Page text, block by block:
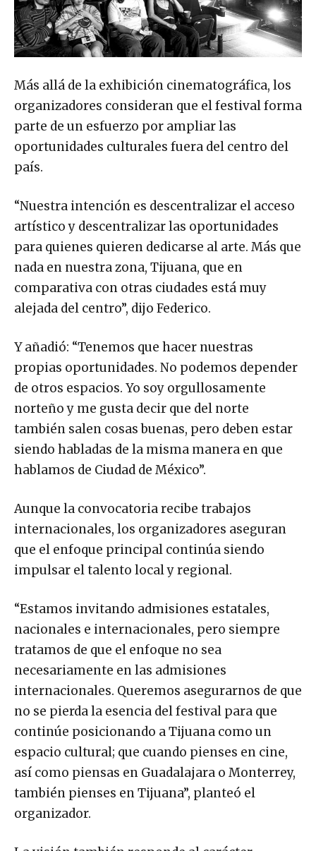
Más allá de la exhibición cinematográfica, los
organizadores consideran que el festival forma
parte de un esfuerzo por ampliar las
oportunidades culturales fuera del centro del
país.
“Nuestra intención es descentralizar el acceso
artístico y descentralizar las oportunidades
para quienes quieren dedicarse al arte. Más que
nada en nuestra zona, Tijuana, que en
comparativa con otras ciudades está muy
alejada del centro”, dijo Federico.
Y añadió: “Tenemos que hacer nuestras
propias oportunidades. No podemos depender
de otros espacios. Yo soy orgullosamente
norteño y me gusta decir que del norte
también salen cosas buenas, pero deben estar
siendo habladas de la misma manera en que
hablamos de Ciudad de México”.
Aunque la convocatoria recibe trabajos
internacionales, los organizadores aseguran
que el enfoque principal continúa siendo
impulsar el talento local y regional.
“Estamos invitando admisiones estatales,
nacionales e internacionales, pero siempre
tratamos de que el enfoque no sea
necesariamente en las admisiones
internacionales. Queremos asegurarnos de que
no se pierda la esencia del festival para que
continúe posicionando a Tijuana como un
espacio cultural; que cuando pienses en cine,
así como piensas en Guadalajara o Monterrey,
también pienses en Tijuana”, planteó el
organizador.